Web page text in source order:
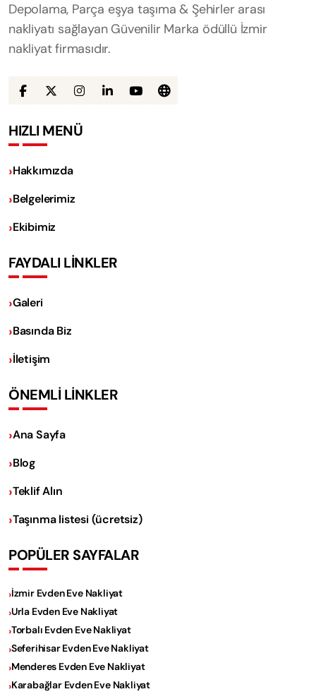
Depolama, Parça eşya taşıma & Şehirler arası
nakliyatı sağlayan Güvenilir Marka ödüllü İzmir
nakliyat firmasıdır.
HIZLI MENÜ
Hakkımızda
Belgelerimiz
Ekibimiz
FAYDALI LİNKLER
Galeri
Basında Biz
İletişim
ÖNEMLİ LİNKLER
Ana Sayfa
Blog
Teklif Alın
Taşınma listesi (ücretsiz)
POPÜLER SAYFALAR
İzmir Evden Eve Nakliyat
Urla Evden Eve Nakliyat
Torbalı Evden Eve Nakliyat
Seferihisar Evden Eve Nakliyat
Menderes Evden Eve Nakliyat
Karabağlar Evden Eve Nakliyat